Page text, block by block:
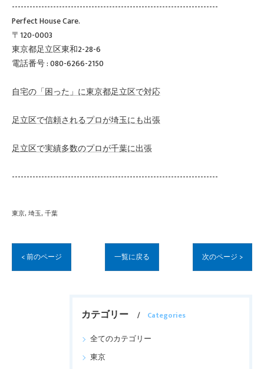
----------------------------------------------------------------------
Perfect House Care.
〒120-0003
東京都足立区東和2-28-6
電話番号 : 080-6266-2150
自宅の「困った」に東京都足立区で対応
足立区で信頼されるプロが埼玉にも出張
足立区で実績多数のプロが千葉に出張
----------------------------------------------------------------------
東京 埼玉 千葉
< 前のページ 一覧に戻る 次のページ >
カテゴリー
Categories
全てのカテゴリー
東京